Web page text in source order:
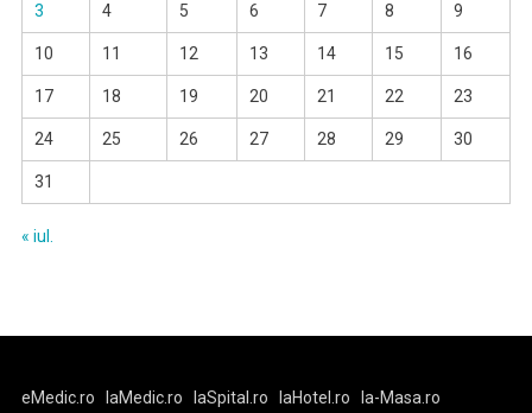
3 4 5 6 7 8 9
10 11 12 13 14 15 16
17 18 19 20 21 22 23
24 25 26 27 28 29 30
31
« iul.
eMedic.ro laMedic.ro laSpital.ro laHotel.ro
la-Masa.ro